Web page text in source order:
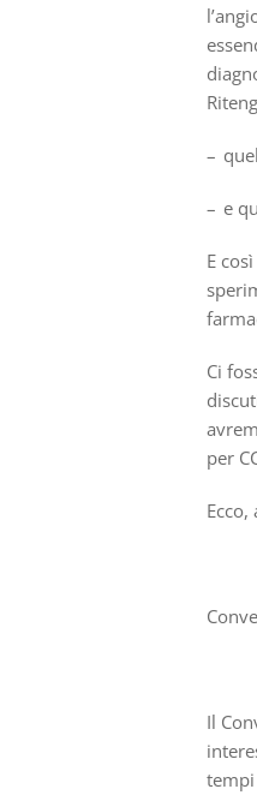
–
– e
E
Ci
per
Il